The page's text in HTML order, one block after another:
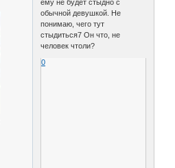
ему не будет стыдно с
обычной девушкой. Не
понимаю, чего тут
стыдиться7 Он что, не
человек чтоли?
0